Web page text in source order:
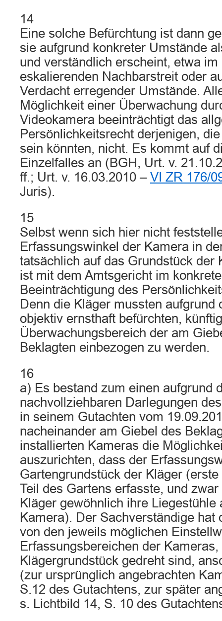
14
Eine solche Befürchtung ist dann
sie aufgrund konkreter Umstände
und verständlich erscheint, etwa
eskalierenden Nachbarstreit oder
Verdacht erregender Umstände.
Möglichkeit einer Überwachung
Videokamera beeinträchtigt das
Persönlichkeitsrecht derjenigen,
sein könnten, nicht. Es kommt auf
Einzelfalles an (BGH, Urt. v.
ff.; Urt. v. 16.03.2010 – VI ZR 176/
Juris).
15
Selbst wenn sich hier nicht
Erfassungswinkel der Kamera in
tatsächlich auf das Grundstück der
ist mit dem Amtsgericht im
Beeinträchtigung des
Denn die Kläger mussten aufgrund
objektiv ernsthaft befürchten,
Überwachungsbereich der am
Beklagten einbezogen zu werden.
16
a) Es bestand zum einen aufgrund
nachvollziehbaren Darlegungen
in seinem Gutachten vom
nacheinander am Giebel des
installierten Kameras die
auszurichten, dass der
Gartengrundstück der Kläger
Teil des Gartens erfasste, und
Kläger gewöhnlich ihre Liegestühle
Kamera). Der Sachverständige hat
von den jeweils möglichen
Erfassungsbereichen der
Klägergrundstück gedreht sind,
(zur ursprünglich angebrachten
S.12 des Gutachtens, zur später
s. Lichtbild 14, S. 10 des